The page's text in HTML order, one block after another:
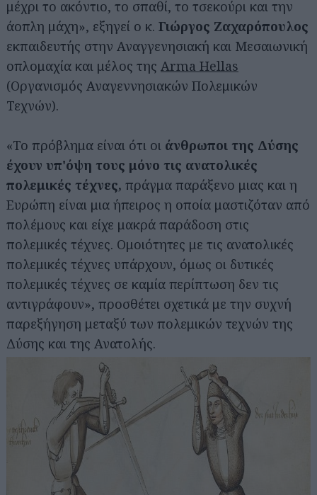
μέχρι το ακόντιο, το σπαθί, το τσεκούρι και την
άοπλη μάχη», εξηγεί ο κ. Γιώργος Ζαχαρόπουλος
εκπαιδευτής στην Αναγγενησιακή και Μεσαιωνική
οπλομαχία και μέλος της Arma Hellas
(Οργανισμός Αναγεννησιακών Πολεμικών
Τεχνών).
«Το πρόβλημα είναι ότι οι άνθρωποι της Δύσης
έχουν υπ'όψη τους μόνο τις ανατολικές
πολεμικές τέχνες, πράγμα παράξενο μιας και η
Ευρώπη είναι μια ήπειρος η οποία μαστιζόταν από
πολέμους και είχε μακρά παράδοση στις
πολεμικές τέχνες. Ομοιότητες με τις ανατολικές
πολεμικές τέχνες υπάρχουν, όμως οι δυτικές
πολεμικές τέχνες σε καμία περίπτωση δεν τις
αντιγράφουν», προσθέτει σχετικά με την συχνή
παρεξήγηση μεταξύ των πολεμικών τεχνών της
Δύσης και της Ανατολής.